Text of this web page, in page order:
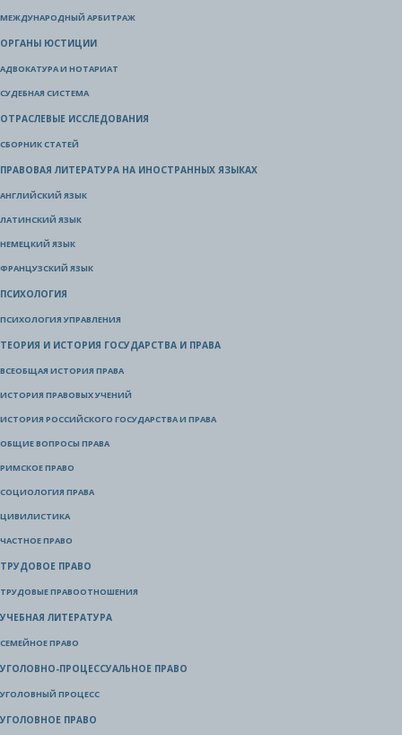
МЕЖДУНАРОДНЫЙ АРБИТРАЖ
ОРГАНЫ ЮСТИЦИИ
АДВОКАТУРА И НОТАРИАТ
СУДЕБНАЯ СИСТЕМА
ОТРАСЛЕВЫЕ ИССЛЕДОВАНИЯ
СБОРНИК СТАТЕЙ
ПРАВОВАЯ ЛИТЕРАТУРА НА ИНОСТРАННЫХ ЯЗЫКАХ
АНГЛИЙСКИЙ ЯЗЫК
ЛАТИНСКИЙ ЯЗЫК
НЕМЕЦКИЙ ЯЗЫК
ФРАНЦУЗСКИЙ ЯЗЫК
ПСИХОЛОГИЯ
ПСИХОЛОГИЯ УПРАВЛЕНИЯ
ТЕОРИЯ И ИСТОРИЯ ГОСУДАРСТВА И ПРАВА
ВСЕОБЩАЯ ИСТОРИЯ ПРАВА
ИСТОРИЯ ПРАВОВЫХ УЧЕНИЙ
ИСТОРИЯ РОССИЙСКОГО ГОСУДАРСТВА И ПРАВА
ОБЩИЕ ВОПРОСЫ ПРАВА
РИМСКОЕ ПРАВО
СОЦИОЛОГИЯ ПРАВА
ЦИВИЛИСТИКА
ЧАСТНОЕ ПРАВО
ТРУДОВОЕ ПРАВО
ТРУДОВЫЕ ПРАВООТНОШЕНИЯ
УЧЕБНАЯ ЛИТЕРАТУРА
СЕМЕЙНОЕ ПРАВО
УГОЛОВНО-ПРОЦЕССУАЛЬНОЕ ПРАВО
УГОЛОВНЫЙ ПРОЦЕСС
УГОЛОВНОЕ ПРАВО